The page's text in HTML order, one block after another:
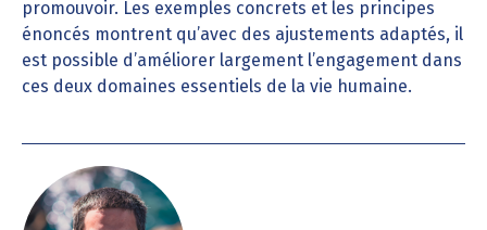
promouvoir. Les exemples concrets et les principes
énoncés montrent qu’avec des ajustements adaptés, il
est possible d’améliorer largement l’engagement dans
ces deux domaines essentiels de la vie humaine.